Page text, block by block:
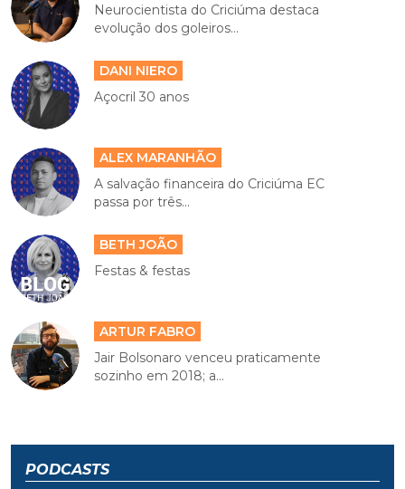
Neurocientista do Criciúma destaca
evolução dos goleiros...
DANI NIERO
Açocril 30 anos
ALEX MARANHÃO
A salvação financeira do Criciúma EC
passa por três...
BETH JOÃO
Festas & festas
ARTUR FABRO
Jair Bolsonaro venceu praticamente
sozinho em 2018; a...
PODCASTS